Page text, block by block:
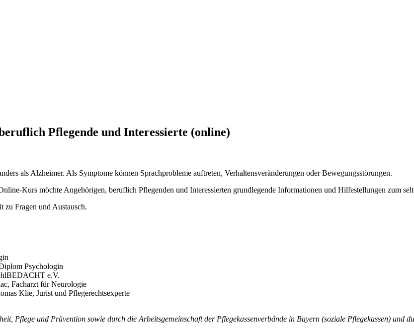
Pflegende und Interessierte (online)
als Alzheimer. Als Symptome können Sprachprobleme auftreten, Verhaltensveränderungen oder Bewegungsstörungen.
Kurs möchte Angehörigen, beruflich Pflegenden und Interessierten grundlegende Informationen und Hilfestellungen zum
zu Fragen und Austausch.
Psychologin
e.V.
Facharzt für Neurologie
Klie, Jurist und Pflegerechtsexperte
Pflege und Prävention sowie durch die Arbeitsgemeinschaft der Pflegekassenverbände in Bayern (soziale Pflegekassen) und